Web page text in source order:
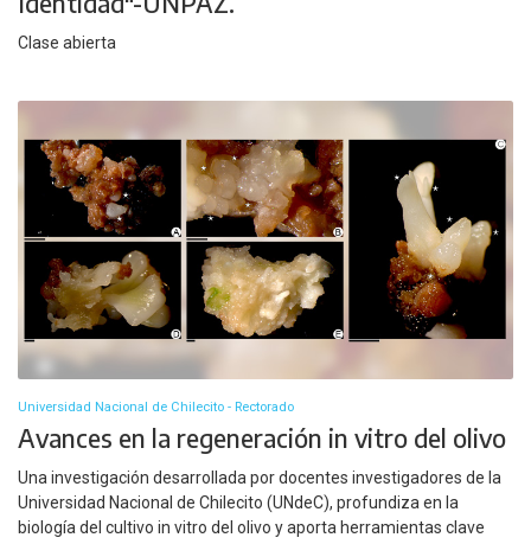
Clase abierta
Universidad Nacional de Chilecito - Rectorado
Avances en la regeneración in vitro del olivo
Una investigación desarrollada por docentes investigadores de la
Universidad Nacional de Chilecito (UNdeC), profundiza en la
biología del cultivo in vitro del olivo y aporta herramientas clave